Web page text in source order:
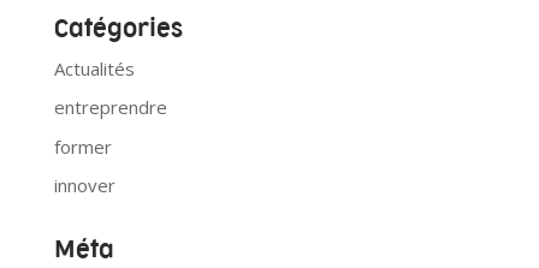
Catégories
Actualités
entreprendre
former
innover
Méta